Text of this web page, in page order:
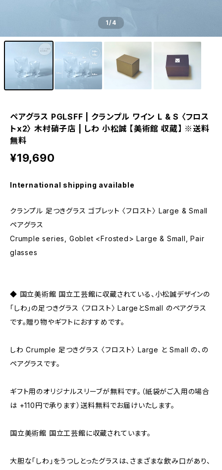
1/4
ペアグラス PGLSFF | クランプル ワイン L & S 〈フロス
トx2〉 木村硝子店 | しわ 小松誠 【美術館 収蔵】 ※送料
無料
¥19,690
International shipping available
クランプル 足つきグラス ゴブレット 〈フロスト〉 Large & Small
ペアグラス
Crumple series, Goblet <Frosted> Large & Small, Pair
glasses
◆ 国立美術館 国立工芸館に収蔵されている、小松誠デザインの
「しわ」の足つきグラス 〈フロスト〉 LargeとSmall のペアグラス
です。贈り物やギフトにおすすめです。
しわ Crumple 足つきグラス 〈フロスト〉 Large と Small の、の
ペアグラスです。
ギフト用のオリジナルスリーブが無料です。（紙袋がご入用の場合
は +110円で承ります）送料無料でお届けいたします。
国立美術館 国立工芸館に収蔵されています。
大胆な「しわ」をうつしとったグラスは、さまざまな飲み口があり、